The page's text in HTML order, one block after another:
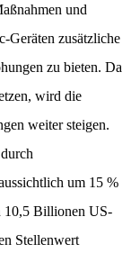
und
Geräten zusätzliche
zu bieten. Da
wird die
weiter steigen.
um 15 %
10,5 Billionen US-
Stellenwert